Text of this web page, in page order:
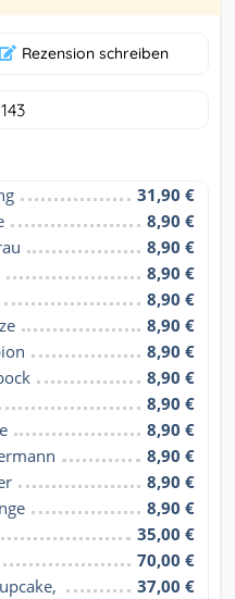
Rezension schreiben
31,90 €
8,90 €
8,90 €
8,90 €
8,90 €
8,90 €
8,90 €
8,90 €
8,90 €
8,90 €
8,90 €
8,90 €
8,90 €
35,00 €
70,00 €
37,00 €